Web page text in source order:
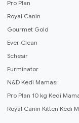
Pro Plan
Royal Canin
Gourmet Gold
Ever Clean
Schesir
Furminator
N&D Kedi Maması
Pro Plan 10 kg Kedi
Royal Canin Kitten Kedi